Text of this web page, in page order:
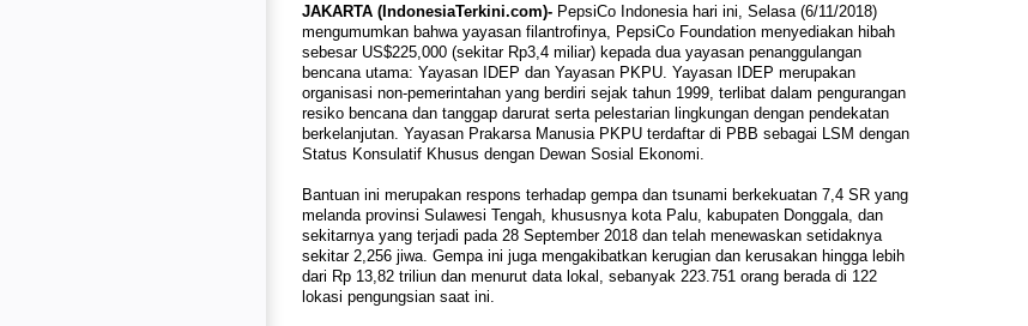
JAKARTA (IndonesiaTerkini.com)- PepsiCo Indonesia hari ini, Selasa (6/11/2018)
mengumumkan bahwa yayasan filantrofinya, PepsiCo Foundation menyediakan hibah
sebesar US$225,000 (sekitar Rp3,4 miliar) kepada dua yayasan penanggulangan
bencana utama: Yayasan IDEP dan Yayasan PKPU. Yayasan IDEP merupakan
organisasi non-pemerintahan yang berdiri sejak tahun 1999, terlibat dalam pengurangan
resiko bencana dan tanggap darurat serta pelestarian lingkungan dengan pendekatan
berkelanjutan. Yayasan Prakarsa Manusia PKPU terdaftar di PBB sebagai LSM dengan
Status Konsulatif Khusus dengan Dewan Sosial Ekonomi.
Bantuan ini merupakan respons terhadap gempa dan tsunami berkekuatan 7,4 SR yang
melanda provinsi Sulawesi Tengah, khususnya kota Palu, kabupaten Donggala, dan
sekitarnya yang terjadi pada 28 September 2018 dan telah menewaskan setidaknya
sekitar 2,256 jiwa. Gempa ini juga mengakibatkan kerugian dan kerusakan hingga lebih
dari Rp 13,82 triliun dan menurut data lokal, sebanyak 223.751 orang berada di 122
lokasi pengungsian saat ini.